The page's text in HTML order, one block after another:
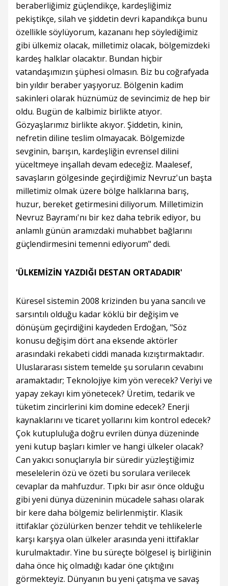
beraberliğimiz güçlendikçe, kardeşliğimiz
pekiştikçe, silah ve şiddetin devri kapandıkça bunu
özellikle söylüyorum, kazananı hep söylediğimiz
gibi ülkemiz olacak, milletimiz olacak, bölgemizdeki
kardeş halklar olacaktır. Bundan hiçbir
vatandaşımızın şüphesi olmasın. Biz bu coğrafyada
bin yıldır beraber yaşıyoruz. Bölgenin kadim
sakinleri olarak hüznümüz de sevincimiz de hep bir
oldu. Bugün de kalbimiz birlikte atıyor.
Gözyaşlarımız birlikte akıyor. Şiddetin, kinin,
nefretin diline teslim olmayacak. Bölgemizde
sevginin, barışın, kardeşliğin evrensel dilini
yüceltmeye inşallah devam edeceğiz. Maalesef,
savaşların gölgesinde geçirdiğimiz Nevruz'un başta
milletimiz olmak üzere bölge halklarına barış,
huzur, bereket getirmesini diliyorum. Milletimizin
Nevruz Bayramı'nı bir kez daha tebrik ediyor, bu
anlamlı günün aramızdaki muhabbet bağlarını
güçlendirmesini temenni ediyorum" dedi.
'ÜLKEMİZİN YAZDIĞI DESTAN ORTADADIR'
Küresel sistemin 2008 krizinden bu yana sancılı ve
sarsıntılı olduğu kadar köklü bir değişim ve
dönüşüm geçirdiğini kaydeden Erdoğan, "Söz
konusu değişim dört ana eksende aktörler
arasındaki rekabeti ciddi manada kızıştırmaktadır.
Uluslararası sistem temelde şu soruların cevabını
aramaktadır; Teknolojiye kim yön verecek? Veriyi ve
yapay zekayı kim yönetecek? Üretim, tedarik ve
tüketim zincirlerini kim domine edecek? Enerji
kaynaklarını ve ticaret yollarını kim kontrol edecek?
Çok kutupluluğa doğru evrilen dünya düzeninde
yeni kutup başları kimler ve hangi ülkeler olacak?
Can yakıcı sonuçlarıyla bir süredir yüzleştiğimiz
meselelerin özü ve özeti bu sorulara verilecek
cevaplar da mahfuzdur. Tıpkı bir asır önce olduğu
gibi yeni dünya düzeninin mücadele sahası olarak
bir kere daha bölgemiz belirlenmiştir. Klasik
ittifaklar çözülürken benzer tehdit ve tehlikelerle
karşı karşıya olan ülkeler arasında yeni ittifaklar
kurulmaktadır. Yine bu süreçte bölgesel iş birliğinin
daha önce hiç olmadığı kadar öne çıktığını
görmekteyiz. Dünyanın bu yeni çatışma ve savaş